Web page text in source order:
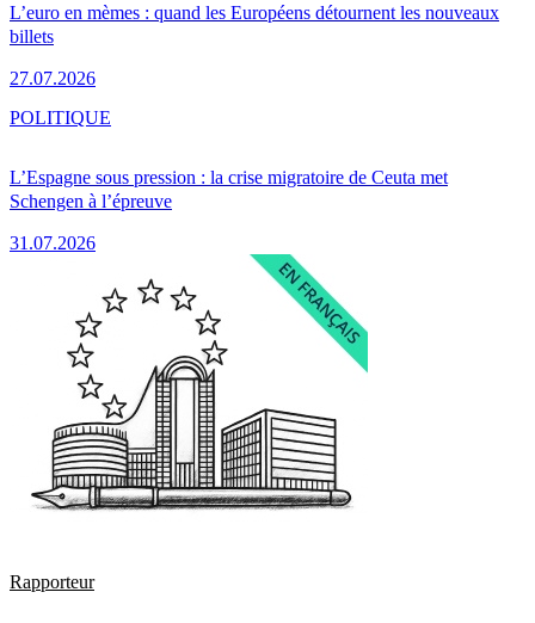
L’euro en mèmes : quand les Européens détournent les nouveaux
billets
27.07.2026
L’Espagne sous pression : la crise migratoire de Ceuta met
Schengen à l’épreuve
31.07.2026
POLITIQUE
Rapporteur